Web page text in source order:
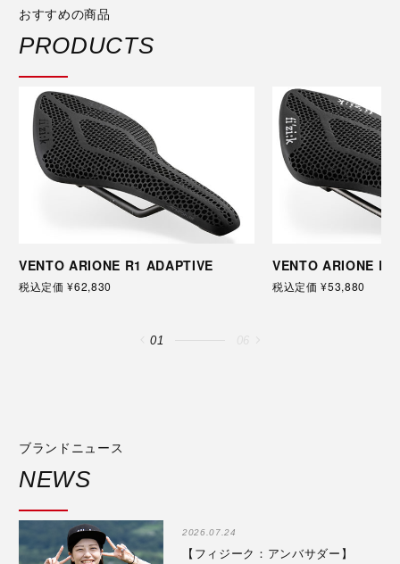
おすすめの商品
PRODUCTS
VENTO ARIONE R1 ADAPTIVE
税込定価 ¥62,830
VENTO ARIONE
税込定価 ¥53,880
01
ブランドニュース
NEWS
2026.07.24
【フィジーク：アンバサダー】